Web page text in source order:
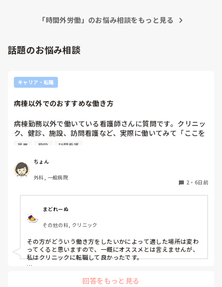
「時間外労働」のお悩み相談をもっと見る
話題のお悩み相談
キャリア・転職
病棟以外でのおすすめな働き方
病棟勤務以外で働いている看護師さんに質問です。クリニッ
ク、健診、施設、訪問看護など、実際に働いてみて「ここを
選んで良かった」と思う職場はありますか？仕事内容や残業
残業 施設 訪問看護
ちょん
外科, 一般病院
2 ・ 6日前
まどれーぬ
その他の科, クリニック
その方がどういう働き方をしたいかによって適した場所は変わ
ってくると思いますので、一概にオススメとは言えませんが、
私はクリニックに転職して良かったです。
で、日勤のみの働き方ができるところを求めました。
回答をもっと見る